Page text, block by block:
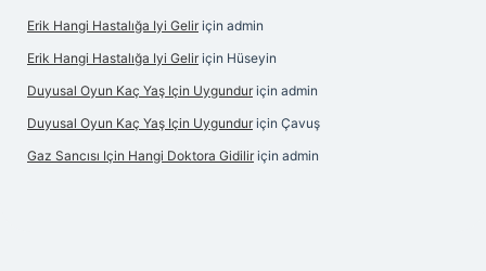
Erik Hangi Hastalığa Iyi Gelir için admin
Erik Hangi Hastalığa Iyi Gelir için Hüseyin
Duyusal Oyun Kaç Yaş Için Uygundur için admin
Duyusal Oyun Kaç Yaş Için Uygundur için Çavuş
Gaz Sancısı Için Hangi Doktora Gidilir için admin